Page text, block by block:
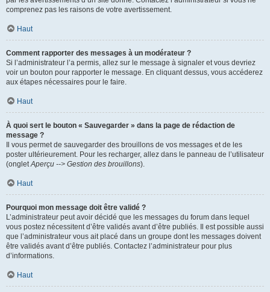
comprenez pas les raisons de votre avertissement.
Haut
Comment rapporter des messages à un modérateur ?
Si l’administrateur l’a permis, allez sur le message à signaler et vous devriez
voir un bouton pour rapporter le message. En cliquant dessus, vous accéderez
aux étapes nécessaires pour le faire.
Haut
À quoi sert le bouton « Sauvegarder » dans la page de rédaction de
message ?
Il vous permet de sauvegarder des brouillons de vos messages et de les
poster ultérieurement. Pour les recharger, allez dans le panneau de l’utilisateur
(ongletAperçu --> Gestion des brouillons).
Haut
Pourquoi mon message doit être validé ?
L’administrateur peut avoir décidé que les messages du forum dans lequel
vous postez nécessitent d’être validés avant d’être publiés. Il est possible aussi
que l’administrateur vous ait placé dans un groupe dont les messages doivent
être validés avant d’être publiés. Contactez l’administrateur pour plus
d’informations.
Haut